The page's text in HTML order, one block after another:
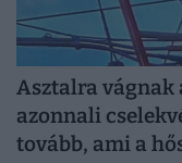
Asztalra vágnak
azonnali
tovább, ami a